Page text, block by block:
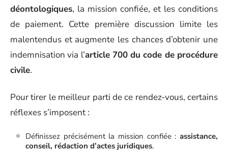
déontologiques, la mission confiée, et les conditions
de paiement. Cette première discussion limite les
malentendus et augmente les chances d’obtenir une
indemnisation via l’article 700 du code de procédure
civile.
Pour tirer le meilleur parti de ce rendez-vous, certains
réflexes s’imposent :
Définissez précisément la mission confiée : assistance,
conseil, rédaction d’actes juridiques.